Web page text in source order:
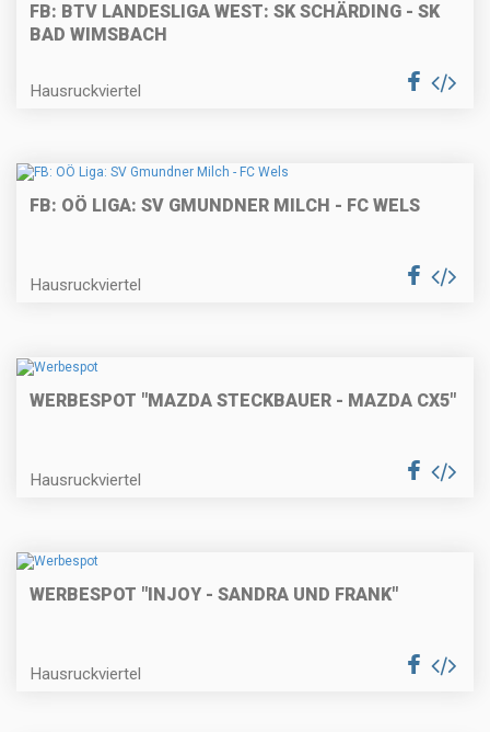
FB: BTV LANDESLIGA WEST: SK SCHÄRDING - SK
BAD WIMSBACH
Hausruckviertel
FB: OÖ LIGA: SV GMUNDNER MILCH - FC WELS
Hausruckviertel
WERBESPOT "MAZDA STECKBAUER - MAZDA CX5"
Hausruckviertel
WERBESPOT "INJOY - SANDRA UND FRANK"
Hausruckviertel